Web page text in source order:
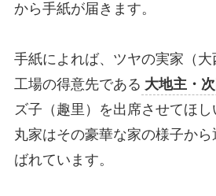
から手紙が届きます。
手紙によれば、ツヤの実家（
工場の得意先である 大地主・
ズ子（趣里）を出席させてほ
丸家はその豪華な家の様子から
ばれています。